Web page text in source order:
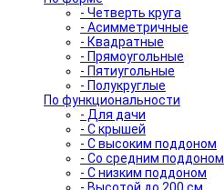
- Четверть круга
- Асимметричные
- Квадратные
- Прямоугольные
- Пятиугольные
- Полукруглые
По функциональности
- Для дачи
- С крышей
- С высоким поддоном
- Со средним поддоном
- С низким поддоном